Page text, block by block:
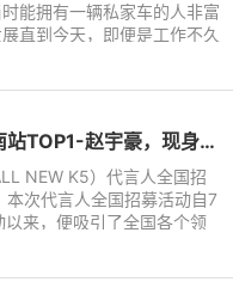
能拥有一辆私家车的人非富
直到今天，即便是工作不久
承担一台代步车的花销。因
凯酷代言人招募济南站TOP1-赵宇豪，现身4S店城市应援现场！
NEW K5）代言人全国招
次代言人全国招募活动自7
来，便吸引了全国各个领
其中不乏颜值爆表、才华出